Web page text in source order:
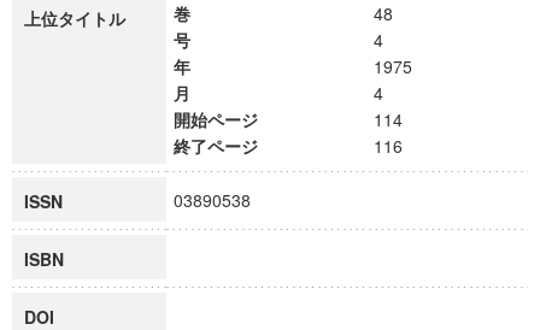
上位タイトル
巻
48
号
4
年
1975
月
4
開始ページ
114
終了ページ
116
ISSN 03890538
ISBN
DOI